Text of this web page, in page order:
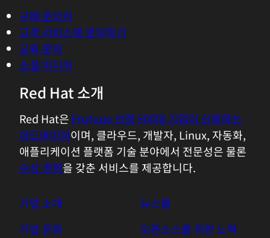
구매 문의처
고객 서비스에 문의하기
교육 문의
소셜 미디어
Red Hat 소개
Red Hat은 Fortune 선정 500대 기업이 신뢰하는
어드바이저이며, 클라우드, 개발자, Linux, 자동화,
애플리케이션 플랫폼 기술 분야에서 전문성은 물론
수상 경력을 갖춘 서비스를 제공합니다.
기업 소개
기업 문화
뉴스룸
오픈소스를 위한 노력